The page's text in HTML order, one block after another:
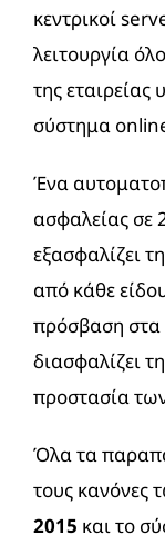
κεντρικοί
λειτουργία
της εταιρείας
σύστημα
Ένα
ασφαλείας σε
εξασφαλίζει
από κάθε
πρόσβαση
διασφαλίζει
προστασία
Όλα τα
τους κανόνες
2015 και το